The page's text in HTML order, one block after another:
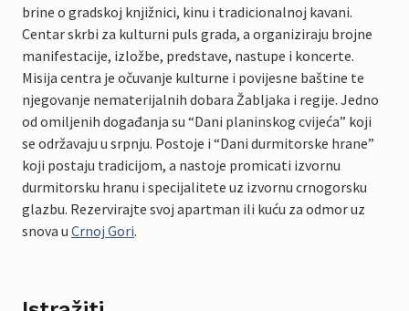
brine o gradskoj knjižnici, kinu i tradicionalnoj kavani.
Centar skrbi za kulturni puls grada, a organiziraju brojne
manifestacije, izložbe, predstave, nastupe i koncerte.
Misija centra je očuvanje kulturne i povijesne baštine te
njegovanje nematerijalnih dobara Žabljaka i regije. Jedno
od omiljenih događanja su “Dani planinskog cvijeća” koji
se održavaju u srpnju. Postoje i “Dani durmitorske hrane”
koji postaju tradicijom, a nastoje promicati izvornu
durmitorsku hranu i specijalitete uz izvornu crnogorsku
glazbu. Rezervirajte svoj apartman ili kuću za odmor uz
snova u Crnoj Gori.